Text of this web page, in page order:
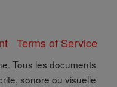
Terms of Service
Tous les documents
sonore ou visuelle